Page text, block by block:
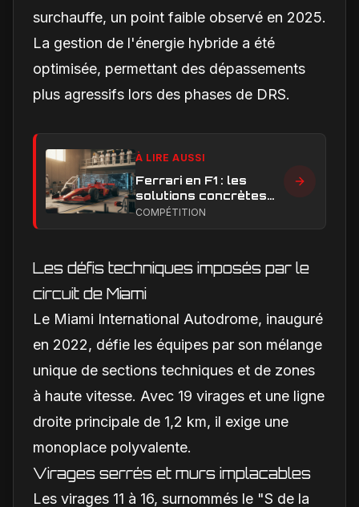
surchauffe, un point faible observé en 2025.
La gestion de l'énergie hybride a été
optimisée, permettant des dépassements
plus agressifs lors des phases de DRS.
À LIRE AUSSI
Ferrari en F1 : les
solutions concrètes
pour combler son
COMPÉTITION
Les défis techniques imposés par le
circuit de Miami
Le Miami International Autodrome, inauguré
en 2022, défie les équipes par son mélange
unique de sections techniques et de zones
à haute vitesse. Avec 19 virages et une ligne
droite principale de 1,2 km, il exige une
monoplace polyvalente.
Virages serrés et murs implacables
Les virages 11 à 16, surnommés le "S de la